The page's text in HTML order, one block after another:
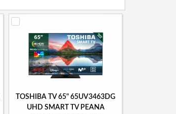
TOSHIBA TV 65" 65UV3463DG
UHD SMART TV PEANA